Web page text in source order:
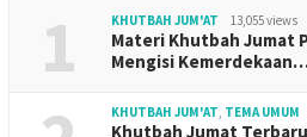
1 KHUTBAH JUM'AT 13,055 views
Materi Khutbah Jumat
Mengisi
KHUTBAH JUM'AT, TEMA UMUM
Khutbah Jumat